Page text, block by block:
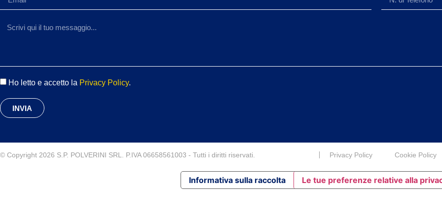
Ho letto e accetto la Privacy Policy.
INVIA
© Copyright 2026 S.P. POLVERINI SRL. P.IVA 06658561003 - Tutti i diritti riservati. Privacy Policy Cookie Policy
Informativa sulla raccolta Le tue preferenze relative alla